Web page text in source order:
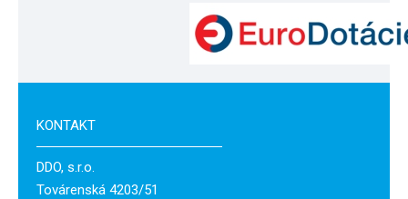
KONTAKT
DDO, s.r.o.
Továrenská 4203/51